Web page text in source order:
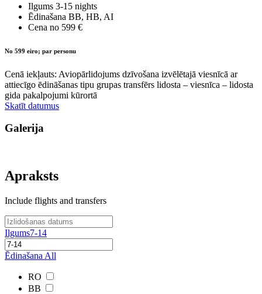
Ilgums 3-15 nights
Ēdinašana BB, HB, AI
Cena no 599 €
No 599 eiro; par personu
Cenā iekļauts: Aviopārlidojums dzīvošana izvēlētajā viesnīcā ar
attiecīgo ēdināšanas tipu grupas transfērs lidosta – viesnīca – lidosta
gida pakalpojumi kūrortā
Skatīt datumus
Galerija
Apraksts
Include flights and transfers
Ilgums7-14
Ēdinašana All
RO
BB